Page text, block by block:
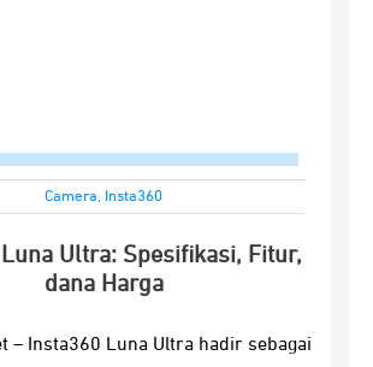
Camera, Insta360
Luna Ultra: Spesifikasi, Fitur,
dana Harga
– Insta360 Luna Ultra hadir sebagai